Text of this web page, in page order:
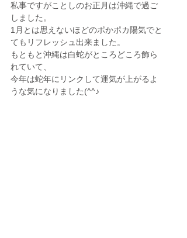
私事ですがことしのお正月は沖縄で過ご
しました。
1月とは思えないほどのポかポカ陽気でと
てもリフレッシュ出来ました。
もともと沖縄は白蛇がところどころ飾ら
れていて、
今年は蛇年にリンクして運気が上がるよ
うな気になりました(^^♪